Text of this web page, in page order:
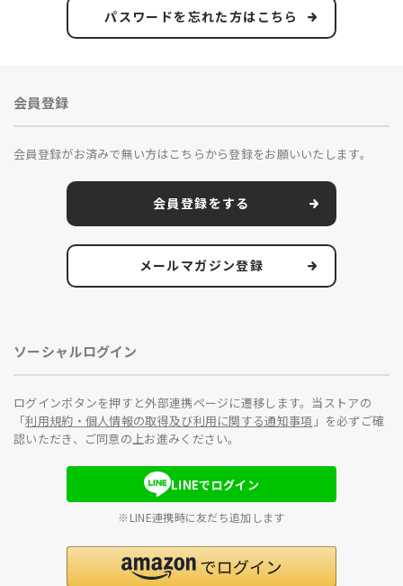
パスワードを忘れた方はこちら
会員登録
会員登録がお済みで無い方はこちらから登録をお願いいたします。
会員登録をする
メールマガジン登録
ソーシャルログイン
ログインボタンを押すと外部連携ページに遷移します。当ストアの
「利用規約・個人情報の取得及び利用に関する通知事項 」を必ずご確
認いただき、ご同意の上お進みください。
LINEでログイン
※LINE連携時に友だち追加します